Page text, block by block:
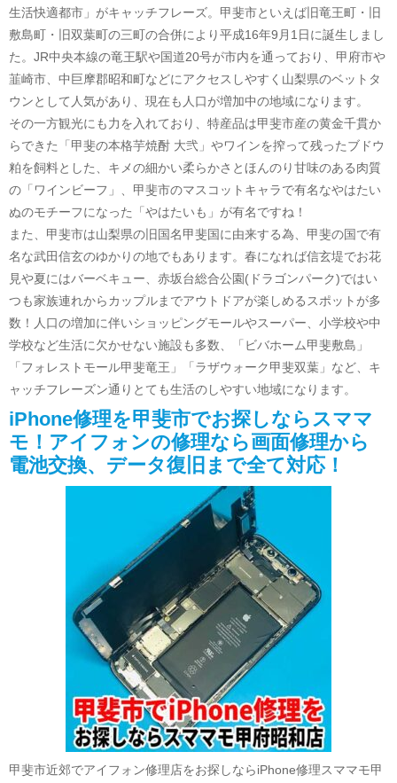
生活快適都市」がキャッチフレーズ。甲斐市といえば旧竜王町・旧
敷島町・旧双葉町の三町の合併により平成16年9月1日に誕生しまし
た。JR中央本線の竜王駅や国道20号が市内を通っており、甲府市や
韮崎市、中巨摩郡昭和町などにアクセスしやすく山梨県のベットタ
ウンとして人気があり、現在も人口が増加中の地域になります。
その一方観光にも力を入れており、特産品は甲斐市産の黄金千貫か
らできた「甲斐の本格芋焼酎 大弐」やワインを搾って残ったブドウ
粕を飼料とした、キメの細かい柔らかさとほんのり甘味のある肉質
の「ワインビーフ」、甲斐市のマスコットキャラで有名なやはたい
ぬのモチーフになった「やはたいも」が有名ですね！
また、甲斐市は山梨県の旧国名甲斐国に由来する為、甲斐の国で有
名な武田信玄のゆかりの地でもあります。春になれば信玄堤でお花
見や夏にはバーベキュー、赤坂台総合公園(ドラゴンパーク)ではい
つも家族連れからカップルまでアウトドアが楽しめるスポットが多
数！人口の増加に伴いショッピングモールやスーパー、小学校や中
学校など生活に欠かせない施設も多数、「ビバホーム甲斐敷島」
「フォレストモール甲斐竜王」「ラザウォーク甲斐双葉」など、キ
ャッチフレーズン通りとても生活のしやすい地域になります。
iPhone修理を甲斐市でお探しならスママ
モ！アイフォンの修理なら画面修理から
電池交換、データ復旧まで全て対応！
甲斐市近郊でアイフォン修理店をお探しならiPhone修理スママモ甲